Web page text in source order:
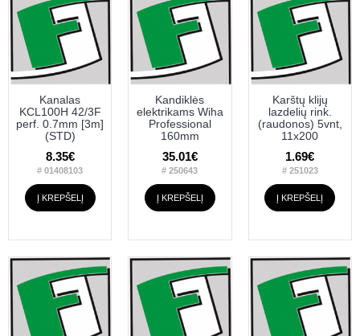
Kanalas
KCL100H 42/3F
perf. 0.7mm [3m]
(STD)
8.35€
# 01408103
Į KREPŠELĮ
Kandiklės
elektrikams Wiha
Professional
160mm
35.01€
# 250643
Į KREPŠELĮ
Karštų klijų
lazdelių rink.
(raudonos) 5vnt,
11x200
1.69€
# 251023
Į KREPŠELĮ